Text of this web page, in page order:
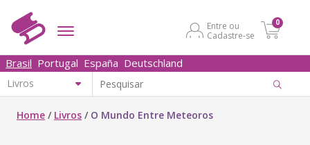
Entre ou
Cadastre-se
0
Brasil Portugal España Deutschland
Home / Livros / O Mundo Entre Meteoros